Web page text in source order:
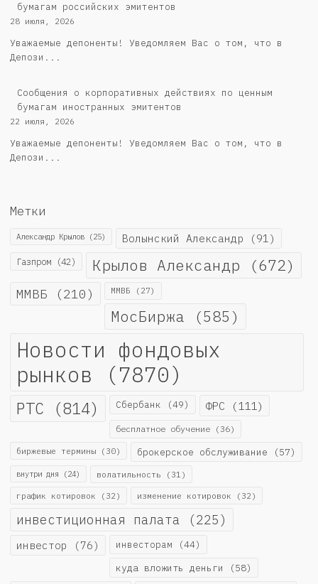
бумагам российских эмитентов
28 июля, 2026
Уважаемые депоненты! Уведомляем Вас о том, что в
Депози...
Сообщения о корпоративных действиях по ценным
бумагам иностранных эмитентов
22 июля, 2026
Уважаемые депоненты! Уведомляем Вас о том, что в
Депози...
Метки
Александр Крылов (25) Волынский Александр (91)
Газпром (42) Крылов Александр (672)
ММВБ (210) ММВБ (27)
МосБиржа (585)
Новости фондовых
рынков (7870)
РТС (814) Сбербанк (49) ФРС (111)
бесплатное обучение (36)
биржевые термины (30) брокерское обслуживание (57)
внутри дня (24) волатильность (31)
график котировок (32) изменение котировок (32)
инвестиционная палата (225)
инвестор (76) инвесторам (44)
куда вложить деньги (58)